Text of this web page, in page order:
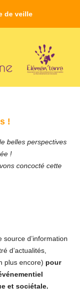
de veille
!
belles perspectives
!
concocté cette
source d’information
d’actualités,
plus encore) pour
et sociétale.